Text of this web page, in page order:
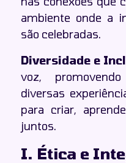
ambiente onde a
são celebradas.
Diversidade e
voz,
diversas
para criar,
juntos.
I. Ética e